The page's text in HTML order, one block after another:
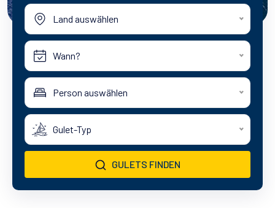
Essen & Trinken
Wie man bucht
Geschäftsbedingungen
Kontakt
Land auswählen
Wann?
Person auswählen
Gulet-Typ
GULETS FINDEN